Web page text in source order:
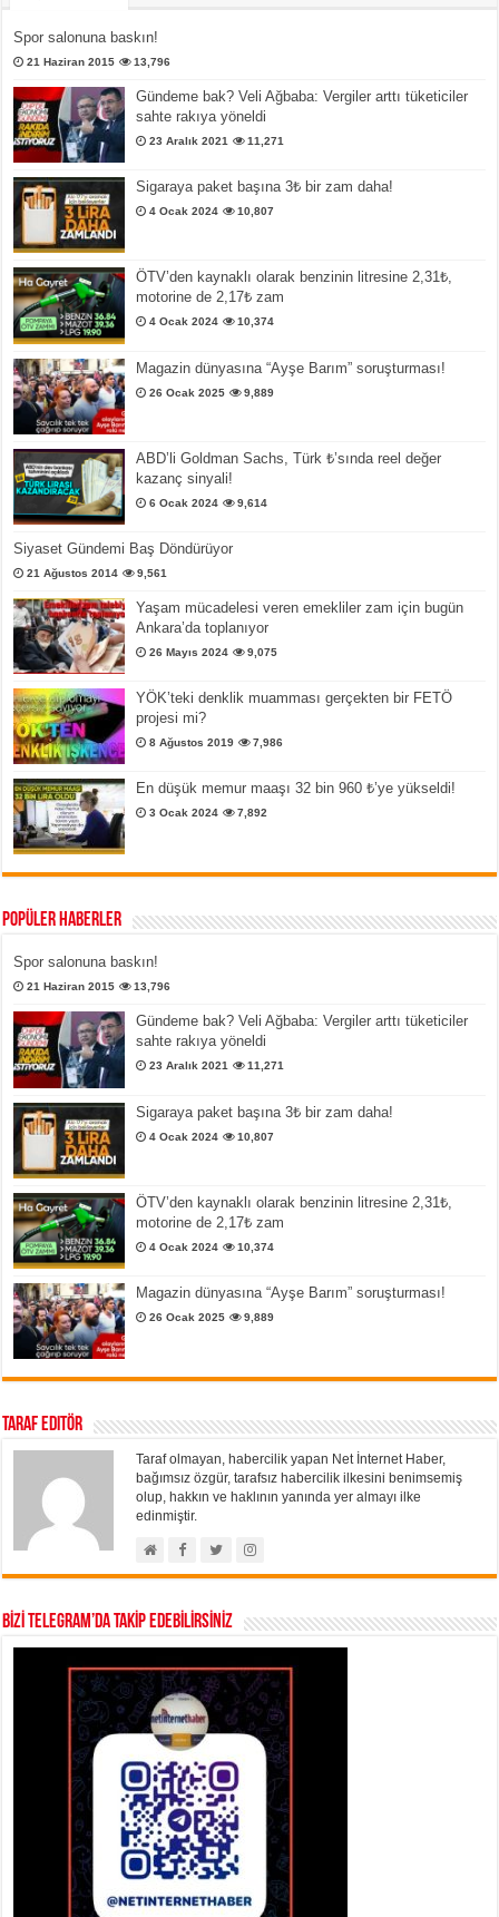
Spor salonuna baskın!
21 Haziran 2015 13,796
Gündeme bak? Veli Ağbaba: Vergiler arttı tüketiciler
sahte rakıya yöneldi
23 Aralık 2021 11,271
Sigaraya paket başına 3₺ bir zam daha!
4 Ocak 2024 10,807
ÖTV’den kaynaklı olarak benzinin litresine 2,31₺,
motorine de 2,17₺ zam
4 Ocak 2024 10,374
Magazin dünyasına “Ayşe Barım” soruşturması!
26 Ocak 2025 9,889
ABD’li Goldman Sachs, Türk ₺’sında reel değer
kazanç sinyali!
6 Ocak 2024 9,614
Siyaset Gündemi Baş Döndürüyor
21 Ağustos 2014 9,561
Yaşam mücadelesi veren emekliler zam için bugün
Ankara’da toplanıyor
26 Mayıs 2024 9,075
YÖK’teki denklik muamması gerçekten bir FETÖ
projesi mi?
8 Ağustos 2019 7,986
En düşük memur maaşı 32 bin 960 ₺’ye yükseldi!
3 Ocak 2024 7,892
Popüler Haberler
Spor salonuna baskın!
21 Haziran 2015 13,796
Gündeme bak? Veli Ağbaba: Vergiler arttı tüketiciler
sahte rakıya yöneldi
23 Aralık 2021 11,271
Sigaraya paket başına 3₺ bir zam daha!
4 Ocak 2024 10,807
ÖTV’den kaynaklı olarak benzinin litresine 2,31₺,
motorine de 2,17₺ zam
4 Ocak 2024 10,374
Magazin dünyasına “Ayşe Barım” soruşturması!
26 Ocak 2025 9,889
Taraf Editör
Taraf olmayan, habercilik yapan Net İnternet Haber,
bağımsız özgür, tarafsız habercilik ilkesini benimsemiş
olup, hakkın ve haklının yanında yer almayı ilke
edinmiştir.
BİZİ TELEGRAM’DA TAKİP EDEBİLİRSİNİZ